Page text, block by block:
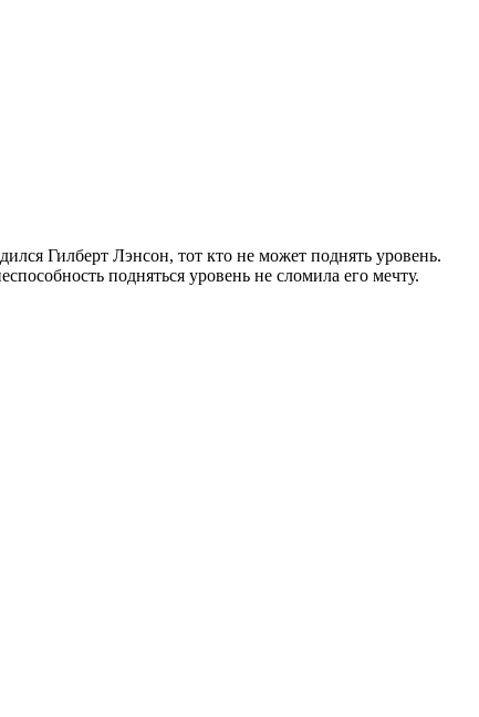
Гилберт Лэнсон, тот кто не может поднять уровень.
подняться уровень не сломила его мечту.